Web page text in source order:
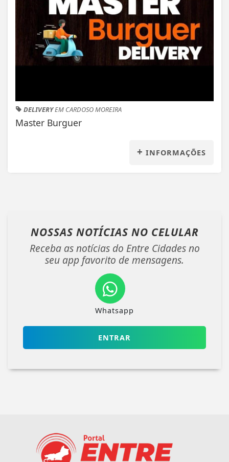
DELIVERYEM CARDOSO MOREIRA
Master Burguer
+ INFORMAÇÕES
NOSSAS NOTÍCIAS NO CELULAR
Receba as notícias do Entre Cidades no
seu app favorito de mensagens.
Whatsapp
ENTRAR